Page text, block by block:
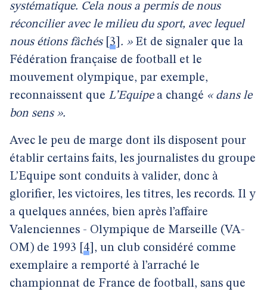
systématique. Cela nous a permis de nous
réconcilier avec le milieu du sport, avec lequel
nous étions fâchés[ 3 . » Et de signaler que la
Fédération française de football et le
mouvement olympique, par exemple,
reconnaissent que L’Equipea changé « dans le
bon sens ».
Avec le peu de marge dont ils disposent pour
établir certains faits, les journalistes du groupe
L’Equipe sont conduits à valider, donc à
glorifier, les victoires, les titres, les records. Il y
a quelques années, bien après l’affaire
Valenciennes - Olympique de Marseille (VA-
OM) de 1993
4 , un club considéré comme
exemplaire a remporté à l’arraché le
championnat de France de football, sans que